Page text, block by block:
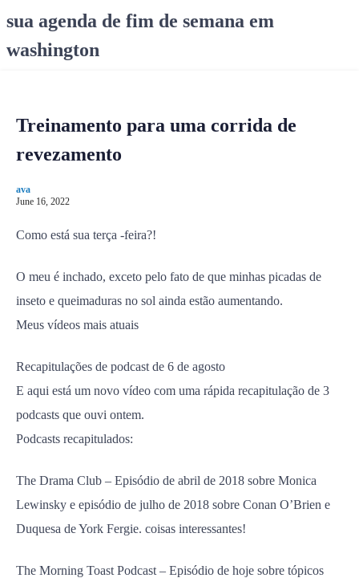
sua agenda de fim de semana em
washington
Treinamento para uma corrida de
revezamento
ava
June 16, 2022
Como está sua terça -feira?!
O meu é inchado, exceto pelo fato de que minhas picadas de
inseto e queimaduras no sol ainda estão aumentando.
Meus vídeos mais atuais
Recapitulações de podcast de 6 de agosto
E aqui está um novo vídeo com uma rápida recapitulação de 3
podcasts que ouvi ontem.
Podcasts recapitulados:
The Drama Club – Episódio de abril de 2018 sobre Monica
Lewinsky e episódio de julho de 2018 sobre Conan O’Brien e
Duquesa de York Fergie. coisas interessantes!
The Morning Toast Podcast – Episódio de hoje sobre tópicos